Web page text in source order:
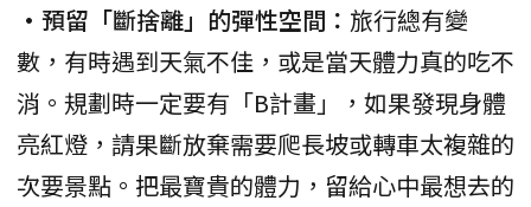
•預留「斷捨離」的彈性空間： 旅行總有變
數，有時遇到天氣不佳，或是當天體力真的吃不
消。規劃時一定要有「B計畫」，如果發現身體
亮紅燈，請果斷放棄需要爬長坡或轉車太複雜的
次要景點。把最寶貴的體力，留給心中最想去的